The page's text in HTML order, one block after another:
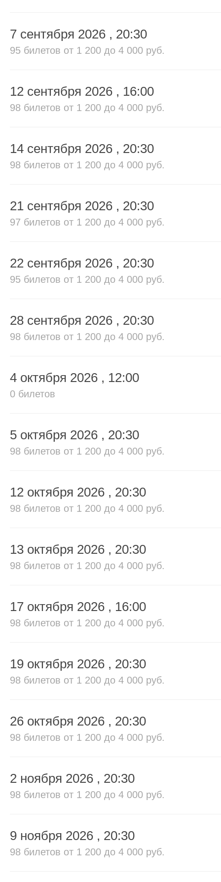
7 сентября 2026 , 20:30
95 билетов от 1 200 до 4 000 руб.
12 сентября 2026 , 16:00
98 билетов от 1 200 до 4 000 руб.
14 сентября 2026 , 20:30
98 билетов от 1 200 до 4 000 руб.
21 сентября 2026 , 20:30
97 билетов от 1 200 до 4 000 руб.
22 сентября 2026 , 20:30
95 билетов от 1 200 до 4 000 руб.
28 сентября 2026 , 20:30
98 билетов от 1 200 до 4 000 руб.
4 октября 2026 , 12:00
0 билетов
5 октября 2026 , 20:30
98 билетов от 1 200 до 4 000 руб.
12 октября 2026 , 20:30
98 билетов от 1 200 до 4 000 руб.
13 октября 2026 , 20:30
98 билетов от 1 200 до 4 000 руб.
17 октября 2026 , 16:00
98 билетов от 1 200 до 4 000 руб.
19 октября 2026 , 20:30
98 билетов от 1 200 до 4 000 руб.
26 октября 2026 , 20:30
98 билетов от 1 200 до 4 000 руб.
2 ноября 2026 , 20:30
98 билетов от 1 200 до 4 000 руб.
9 ноября 2026 , 20:30
98 билетов от 1 200 до 4 000 руб.